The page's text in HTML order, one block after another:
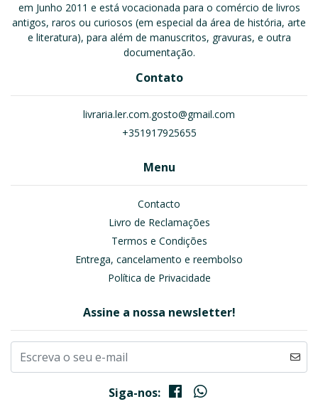
em Junho 2011 e está vocacionada para o comércio de livros
antigos, raros ou curiosos (em especial da área de história, arte
e literatura), para além de manuscritos, gravuras, e outra
documentação.
Contato
livraria.ler.com.gosto@gmail.com
+351917925655
Menu
Contacto
Livro de Reclamações
Termos e Condições
Entrega, cancelamento e reembolso
Política de Privacidade
Assine a nossa newsletter!
Siga-nos: